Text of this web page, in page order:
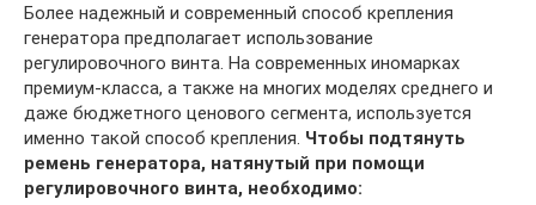
Более надежный и современный способ крепления
генератора предполагает использование
регулировочного винта. На современных иномарках
премиум-класса, а также на многих моделях среднего и
даже бюджетного ценового сегмента, используется
именно такой способ крепления. Чтобы подтянуть
ремень генератора, натянутый при помощи
регулировочного винта, необходимо: